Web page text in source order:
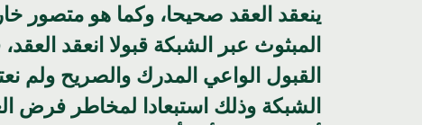
ينعقد العقد صحيحا، وكما هو متصور
المبثوث عبر الشبكة قبولا انعقد
القبول الواعي المدرك والصريح ولم
الشبكة وذلك استبعادا لمخاطر فرض